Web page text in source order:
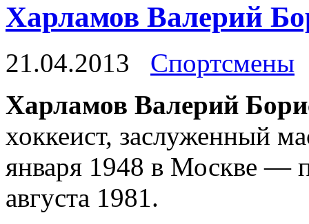
Харламов Валерий
21.04.2013
Спортсмены
Харламов Валерий
хоккеист, заслуженный
января 1948 в Москве —
августа 1981.